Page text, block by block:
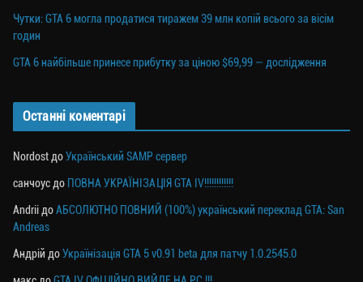
Чутки: GTA 6 могла продатися тиражем 39 млн копій всього за вісім
годин
GTA 6 найбільше принесе прибутку за ціною $69,99 — дослідження
Останні коментарі
NordostдоУкраїнський SAMP сервер
санчоусдо ПОВНА УКРАЇНІЗАЦІЯ GTA IV!!!!!!!!!!!!
AndriiдоАБСОЛЮТНО ПОВНИЙ (100%) український переклад GTA: San
Andreas
Андрій доУкраїнізація GTA 5 v0.91 beta для патчу 1.0.2545.0